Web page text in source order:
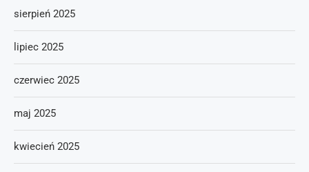
sierpień 2025
lipiec 2025
czerwiec 2025
maj 2025
kwiecień 2025